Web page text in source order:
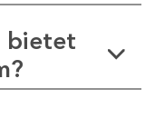
bietet